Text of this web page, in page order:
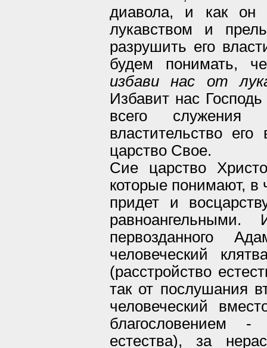
диавола, и как он
лукавством и
разрушить его
будем понимать,
избави нас от
Избавит нас
всего служения
властительство
царство Свое.
Сие царство
которые понимают, в
придет и
первозданного
человеческий
(расстройство
так от послушания
человеческий
благословением -
естества), за